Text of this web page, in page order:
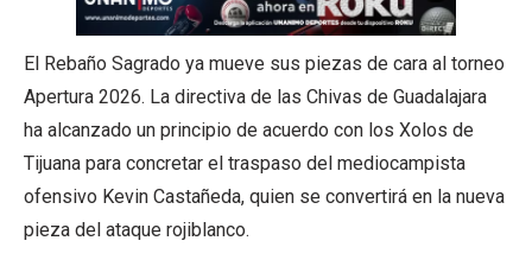
El Rebaño Sagrado ya mueve sus piezas de cara al torneo
Apertura 2026. La directiva de las Chivas de Guadalajara
ha alcanzado un principio de acuerdo con los Xolos de
Tijuana para concretar el traspaso del mediocampista
ofensivo Kevin Castañeda, quien se convertirá en la nueva
pieza del ataque rojiblanco.